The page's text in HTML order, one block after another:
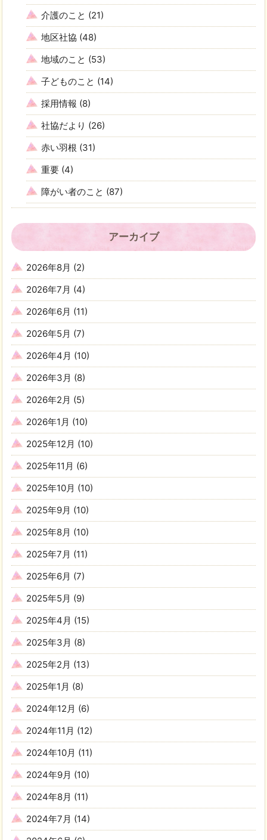
介護のこと (21)
地区社協 (48)
地域のこと (53)
子どものこと (14)
採用情報 (8)
社協だより (26)
赤い羽根 (31)
重要 (4)
障がい者のこと (87)
アーカイブ
2026年8月 (2)
2026年7月 (4)
2026年6月 (11)
2026年5月 (7)
2026年4月 (10)
2026年3月 (8)
2026年2月 (5)
2026年1月 (10)
2025年12月 (10)
2025年11月 (6)
2025年10月 (10)
2025年9月 (10)
2025年8月 (10)
2025年7月 (11)
2025年6月 (7)
2025年5月 (9)
2025年4月 (15)
2025年3月 (8)
2025年2月 (13)
2025年1月 (8)
2024年12月 (6)
2024年11月 (12)
2024年10月 (11)
2024年9月 (10)
2024年8月 (11)
2024年7月 (14)